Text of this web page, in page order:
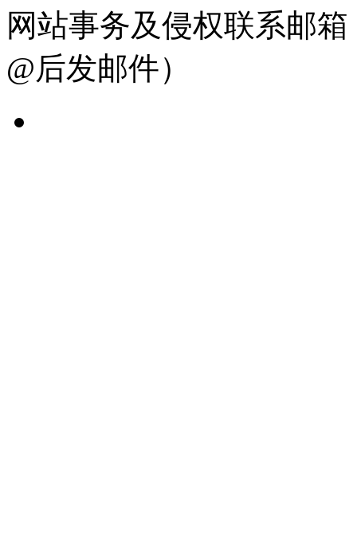
网站事务及侵权联系邮箱
@后发邮件）